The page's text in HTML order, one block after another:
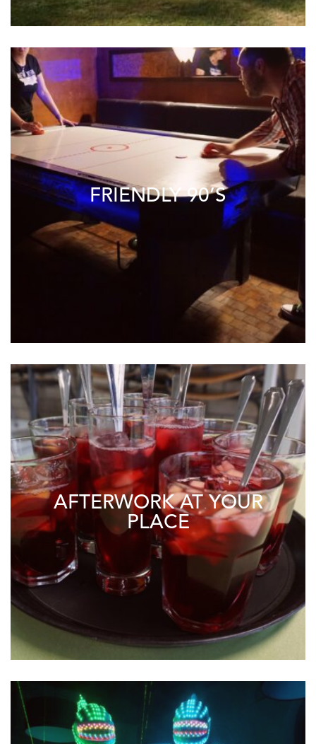
FRIENDLY 90’S
AFTERWORK AT YOUR
PLACE